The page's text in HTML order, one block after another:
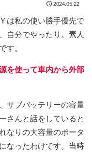
2024.05.22
は私の使い勝手優先で
自分でやったり。素人
す。
を使って車内から外部
サブバッテリーの容量
さんと話をしていると
なりの大容量のポータ
なったわけです。当時